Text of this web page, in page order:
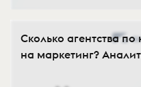
Сколько агентства
на маркетинг?